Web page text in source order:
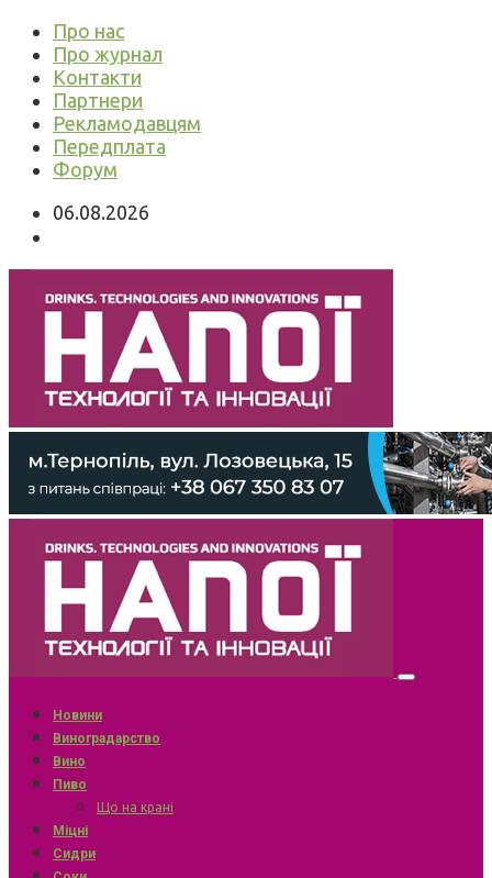
Про нас
Про журнал
Контакти
Партнери
Рекламодавцям
Передплата
Форум
06.08.2026
Новини
Виноградарство
Вино
Пиво
Що на крані
Міцні
Сидри